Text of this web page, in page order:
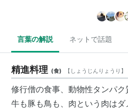
言葉の解説 ネットで話題
精進料理 (食) 【 しょうじんりょうり 】
修行僧の食事、動物性タンパク
牛も豚も鳥も、肉という肉はダ